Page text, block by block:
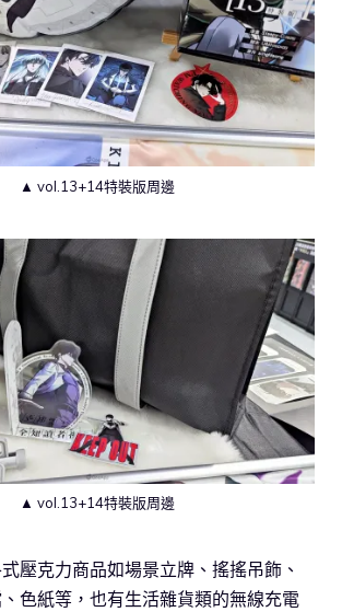
▲ vol.13+14特裝版周邊
▲ vol.13+14特裝版周邊
壓克力商品如場景立牌、搖搖吊飾、
色紙等，也有生活雜貨類的無線充電